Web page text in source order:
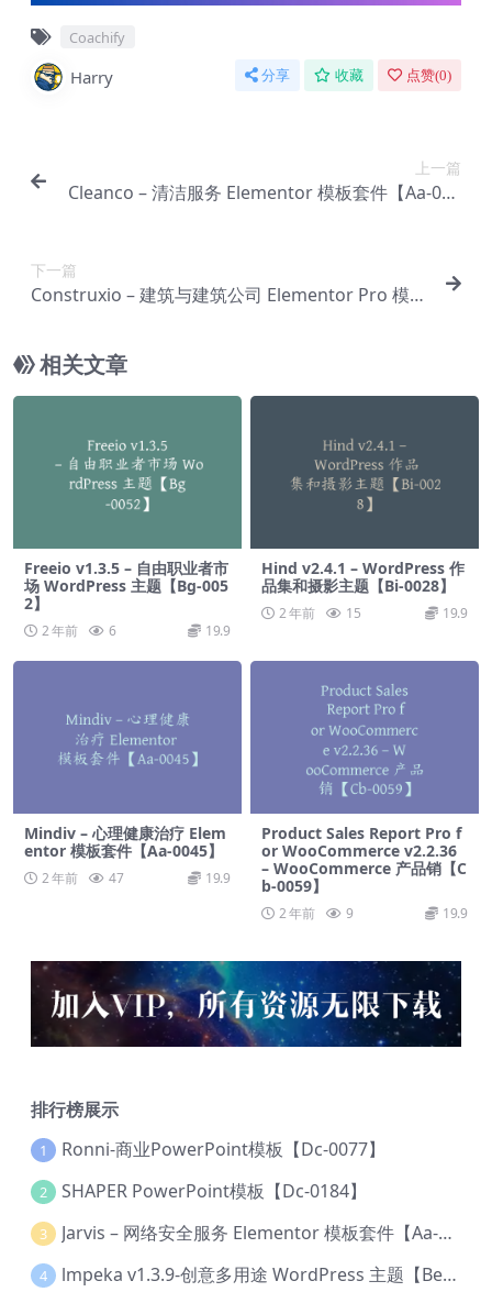
Coachify
Harry 分享 收藏 点赞(0)
上一篇
Cleanco – 清洁服务 Elementor 模板套件【Aa-001
下一篇
Construxio – 建筑与建筑公司 Elementor Pro 模板
相关文章
Freeio v1.3.5 – 自由职业者市
场 WordPress 主题【Bg-005
2】
2 年前 6 19.9
Hind v2.4.1 – WordPress 作
品集和摄影主题【Bi-0028】
2 年前 15 19.9
Mindiv – 心理健康治疗 Elem
entor 模板套件【Aa-0045】
2 年前 47 19.9
Product Sales Report Pro f
or WooCommerce v2.2.36
– WooCommerce 产品销【C
b-0059】
2 年前 9 19.9
排行榜展示
1 Ronni-商业PowerPoint模板【Dc-0077】
2 SHAPER PowerPoint模板【Dc-0184】
3 Jarvis – 网络安全服务 Elementor 模板套件【Aa-0035】
4 lmpeka v1.3.9-创意多用途 WordPress 主题【Be-0064】